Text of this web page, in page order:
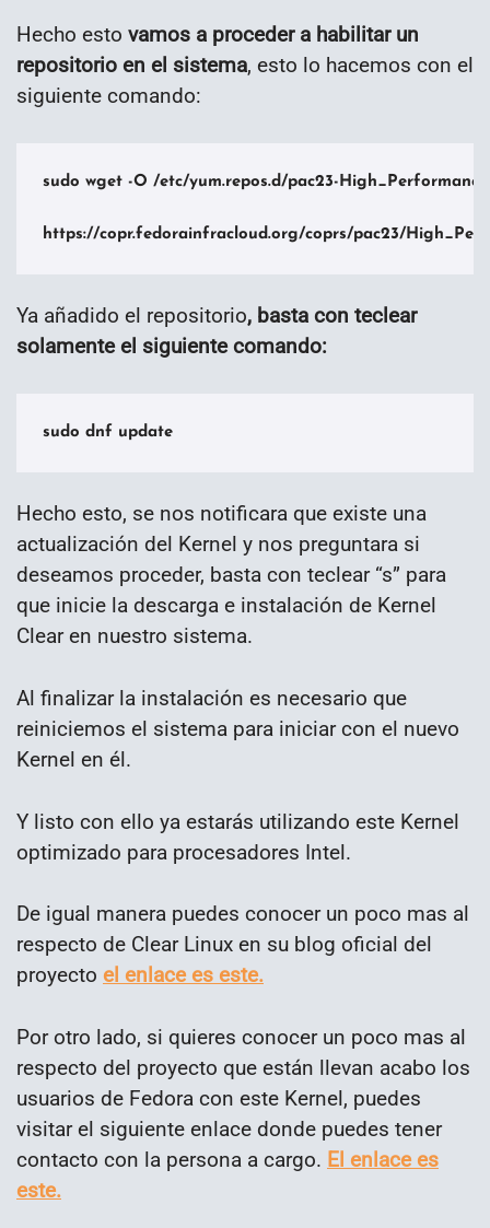
Hecho esto vamos a proceder a habilitar un
repositorio en el sistema, esto lo hacemos con el
siguiente comando:
sudo wget -O /etc/yum.repos.d/pac23-
https://copr.fedorainfracloud.org/coprs/pac23/
Ya añadido el repositorio, basta con teclear
solamente el siguiente comando:
sudo dnf update
Hecho esto, se nos notificara que existe una
actualización del Kernel y nos preguntara si
deseamos proceder, basta con teclear “s” para
que inicie la descarga e instalación de Kernel
Clear en nuestro sistema.
Al finalizar la instalación es necesario que
reiniciemos el sistema para iniciar con el nuevo
Kernel en él.
Y listo con ello ya estarás utilizando este Kernel
optimizado para procesadores Intel.
De igual manera puedes conocer un poco mas al
respecto de Clear Linux en su blog oficial del
proyecto el enlace es este.
Por otro lado, si quieres conocer un poco mas al
respecto del proyecto que están llevan acabo los
usuarios de Fedora con este Kernel, puedes
visitar el siguiente enlace donde puedes tener
contacto con la persona a cargo. El enlace es
este.